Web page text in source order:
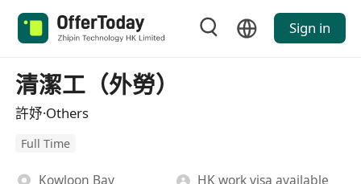
Sign in
清潔工（外勞）
許妤·Others
Full Time
Kowloon Bay
HK work visa available